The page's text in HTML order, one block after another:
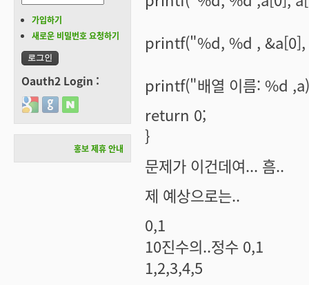
printf("%d, %d , &a[0],
printf("배열 이름: %d
return 0;
}
문제가 이건데여... 흠..
제 예상으로는..
0,1
10진수의..정수 0,1
1,2,3,4,5
가입하기
새로운 비밀번호 요청하기
Oauth2 Login :
Login with Google
Login with GitHub
Login with Naver
홍보 제휴 안내